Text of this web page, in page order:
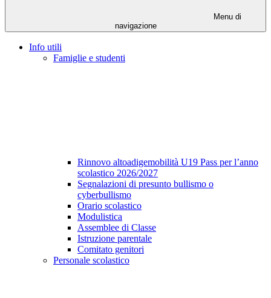
Menu di
navigazione
Info utili
Famiglie e studenti
Rinnovo altoadigemobilità U19 Pass per l’anno
scolastico 2026/2027
Segnalazioni di presunto bullismo o
cyberbullismo
Orario scolastico
Modulistica
Assemblee di Classe
Istruzione parentale
Comitato genitori
Personale scolastico